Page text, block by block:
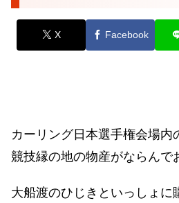
X Facebook
カーリング日本選手権会場内
競技縁の地の物産がならんで
大船渡のひじきといっしょに